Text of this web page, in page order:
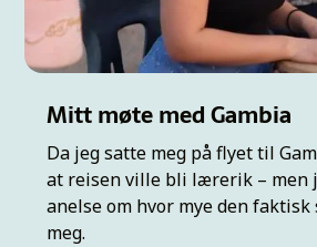
Mitt møte med Gambia
Da jeg satte meg på flyet til
at reisen ville bli lærerik – men
anelse om hvor mye den
meg.